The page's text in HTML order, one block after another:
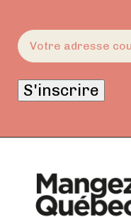
E-
mail(Nécessaire)
S'inscrire